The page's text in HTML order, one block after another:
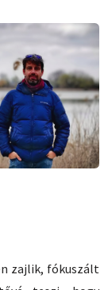
zajlik, fókuszált